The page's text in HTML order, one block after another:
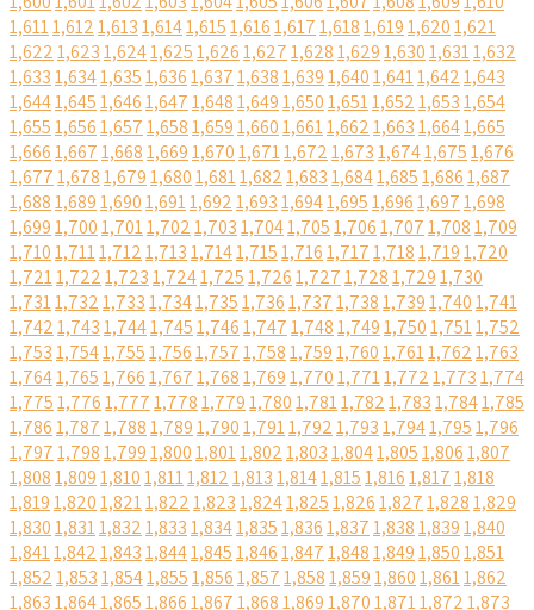
1,6111,6121,6131,6141,6151,6161,6171,6181,6191,6201,621
1,6221,6231,6241,6251,6261,6271,6281,6291,6301,6311,632
1,6331,6341,6351,6361,6371,6381,6391,6401,6411,6421,643
1,6441,6451,6461,6471,6481,6491,6501,6511,6521,6531,654
1,6551,6561,6571,6581,6591,6601,6611,6621,6631,6641,665
1,6661,6671,6681,6691,6701,6711,6721,6731,6741,6751,676
1,6771,6781,6791,6801,6811,6821,6831,6841,6851,6861,687
1,6881,6891,6901,6911,6921,6931,6941,6951,6961,6971,698
1,6991,7001,7011,7021,7031,7041,7051,7061,7071,7081,709
1,7101,7111,7121,7131,7141,7151,7161,7171,7181,7191,720
1,7211,7221,7231,7241,7251,7261,7271,7281,7291,730
1,7311,7321,7331,7341,7351,7361,7371,7381,7391,7401,741
1,7421,7431,7441,7451,7461,7471,7481,7491,7501,7511,752
1,7531,7541,7551,7561,7571,7581,7591,7601,7611,7621,763
1,7641,7651,7661,7671,7681,7691,7701,7711,7721,7731,774
1,7751,7761,7771,7781,7791,7801,7811,7821,7831,7841,785
1,7861,7871,7881,7891,7901,7911,7921,7931,7941,7951,796
1,7971,7981,7991,8001,8011,8021,8031,8041,8051,8061,807
1,8081,8091,8101,8111,8121,8131,8141,8151,8161,8171,818
1,8191,8201,8211,8221,8231,8241,8251,8261,8271,8281,829
1,8301,8311,8321,8331,8341,8351,8361,8371,8381,8391,840
1,8411,8421,8431,8441,8451,8461,8471,8481,8491,8501,851
1,8521,8531,8541,8551,8561,8571,8581,8591,8601,8611,862
1,8631,8641,8651,8661,8671,8681,8691,8701,8711,8721,873